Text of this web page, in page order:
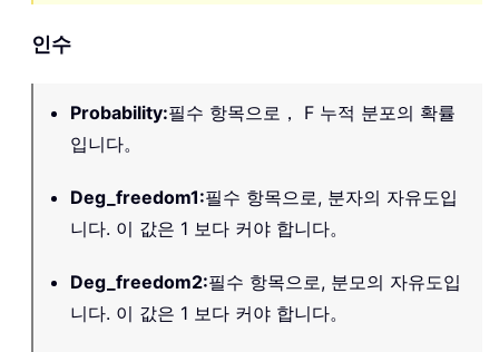
인수
Probability:필수 항목으로， F 누적 분포의 확률
입니다。
Deg_freedom1:필수 항목으로, 분자의 자유도입
니다. 이 값은 1 보다 커야 합니다。
Deg_freedom2:필수 항목으로, 분모의 자유도입
니다. 이 값은 1 보다 커야 합니다。